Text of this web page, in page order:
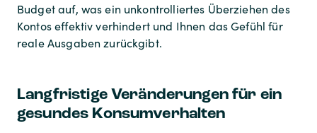
Budget auf, was ein unkontrolliertes Überziehen des
Kontos effektiv verhindert und Ihnen das Gefühl für
reale Ausgaben zurückgibt.
Langfristige Veränderungen für ein
gesundes Konsumverhalten